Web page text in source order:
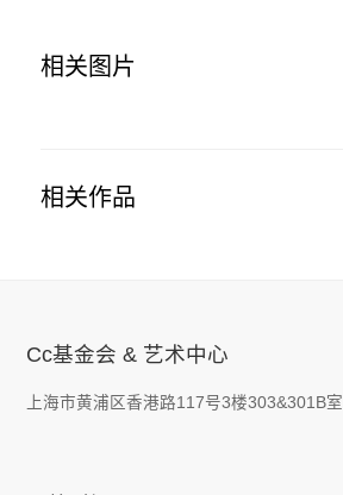
相关图片
相关作品
Cc基金会 & 艺术中心
上海市黄浦区香港路117号3楼303&301B室